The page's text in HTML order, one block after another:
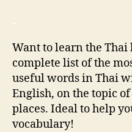
Want to learn the Thai
complete list of the
useful words in Thai
English, on the topic
places. Ideal to help
vocabulary!